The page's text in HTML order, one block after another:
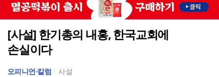
[사설] 한기총의 내홍, 한국교회에
손실이다
오피니언·칼럼 사설